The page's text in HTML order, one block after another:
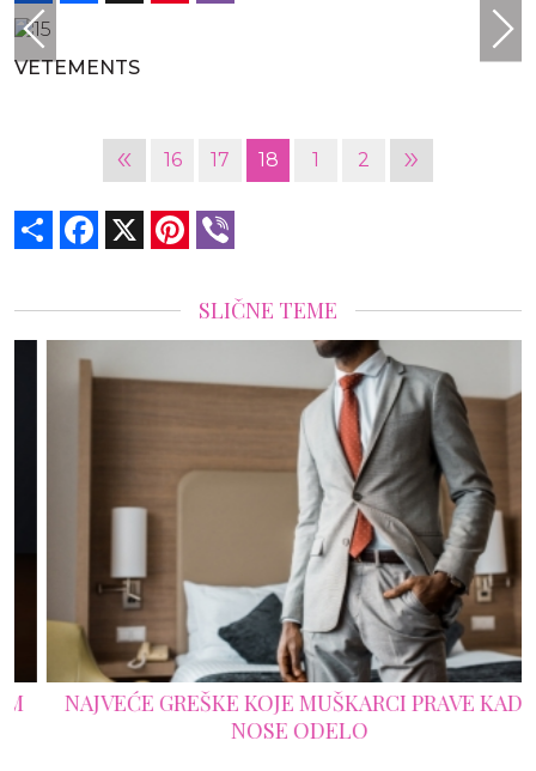
VETEMENTS
« 16 17 18 1 2 »
Share Facebook Pinterest
SLIČNE TEME
NAJVEĆE GREŠKE KOJE MUŠKARCI PRAVE KADA
NOSE ODELO